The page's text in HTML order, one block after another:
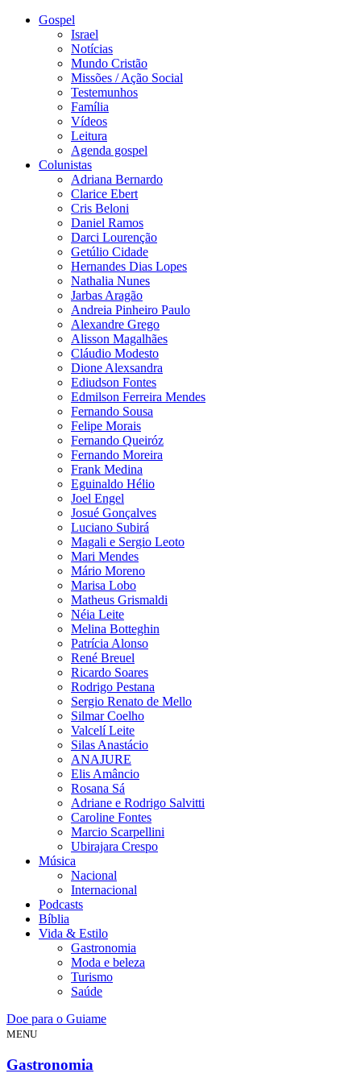
Gospel
Israel
Notícias
Mundo Cristão
Missões / Ação Social
Testemunhos
Família
Vídeos
Leitura
Agenda gospel
Colunistas
Adriana Bernardo
Clarice Ebert
Cris Beloni
Daniel Ramos
Darci Lourenção
Getúlio Cidade
Hernandes Dias Lopes
Nathalia Nunes
Jarbas Aragão
Andreia Pinheiro Paulo
Alexandre Grego
Alisson Magalhães
Cláudio Modesto
Dione Alexsandra
Ediudson Fontes
Edmilson Ferreira Mendes
Fernando Sousa
Felipe Morais
Fernando Queiróz
Fernando Moreira
Frank Medina
Eguinaldo Hélio
Joel Engel
Josué Gonçalves
Luciano Subirá
Magali e Sergio Leoto
Mari Mendes
Mário Moreno
Marisa Lobo
Matheus Grismaldi
Néia Leite
Melina Botteghin
Patrícia Alonso
René Breuel
Ricardo Soares
Rodrigo Pestana
Sergio Renato de Mello
Silmar Coelho
Valcelí Leite
Silas Anastácio
ANAJURE
Elis Amâncio
Rosana Sá
Adriane e Rodrigo Salvitti
Caroline Fontes
Marcio Scarpellini
Ubirajara Crespo
Música
Nacional
Internacional
Podcasts
Bíblia
Vida & Estilo
Gastronomia
Moda e beleza
Turismo
Saúde
Doe para o Guiame
MENU
Gastronomia